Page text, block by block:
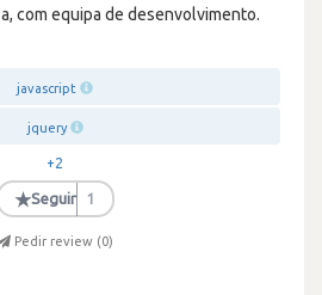
com equipa de desenvolvimento.
javascript
jquery
+2
★Seguir 1
Pedir review (0)